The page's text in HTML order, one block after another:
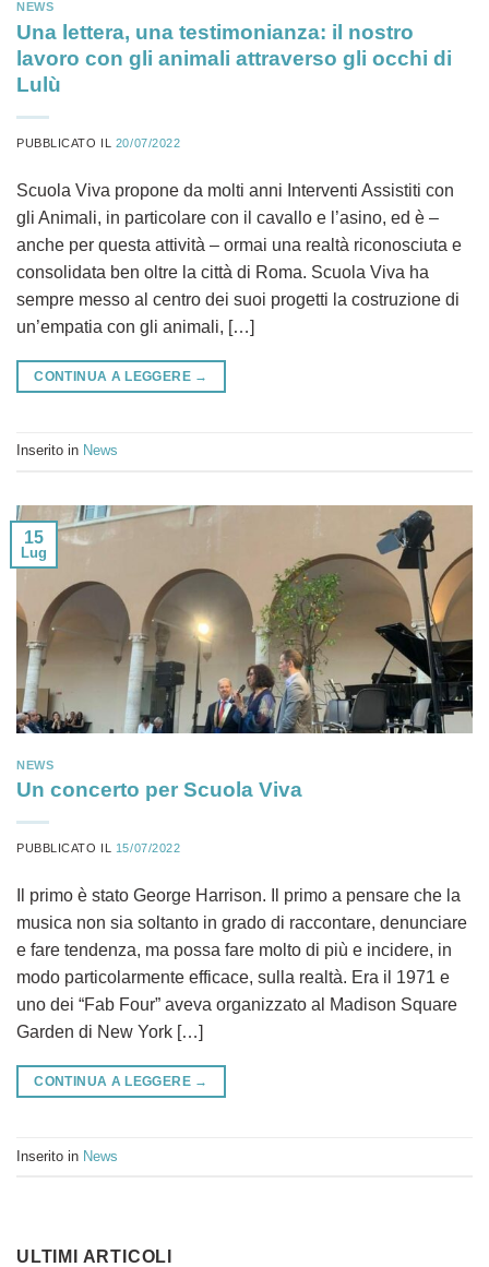
NEWS
Una lettera, una testimonianza: il nostro
lavoro con gli animali attraverso gli occhi di
Lulù
PUBBLICATO IL 20/07/2022
Scuola Viva propone da molti anni Interventi Assistiti con
gli Animali, in particolare con il cavallo e l’asino, ed è –
anche per questa attività – ormai una realtà riconosciuta e
consolidata ben oltre la città di Roma. Scuola Viva ha
sempre messo al centro dei suoi progetti la costruzione di
un’empatia con gli animali, […]
CONTINUA A LEGGERE →
Inserito in News
15
Lug
NEWS
Un concerto per Scuola Viva
PUBBLICATO IL 15/07/2022
Il primo è stato George Harrison. Il primo a pensare che la
musica non sia soltanto in grado di raccontare, denunciare
e fare tendenza, ma possa fare molto di più e incidere, in
modo particolarmente efficace, sulla realtà. Era il 1971 e
uno dei “Fab Four” aveva organizzato al Madison Square
Garden di New York […]
CONTINUA A LEGGERE →
Inserito in News
ULTIMI ARTICOLI